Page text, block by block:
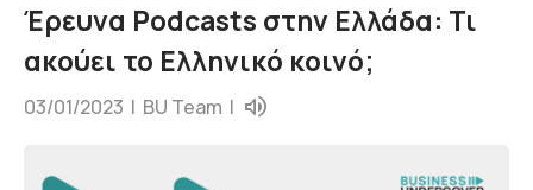
Έρευνα Podcasts στην Ελλάδα: Τι
ακούει το Ελληνικό κοινό;
03/01/2023 | BU Team |